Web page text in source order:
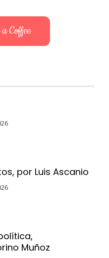
Coffee
por Luis Ascanio
Muñoz